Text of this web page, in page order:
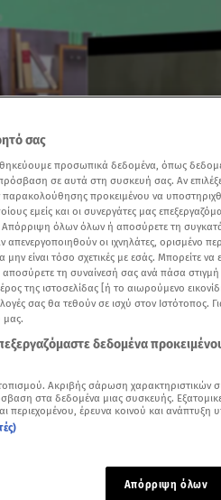
Νωρίς νωρίς της ΕΡΤ, τον Οκτώβριο
άρθρα μας στα αποτελέσματα
Add star.gr on Google
σειρά «Άγιος Έρωτας»είναι η
σας
προσωπικά δεδομένα, όπως
πρόσβαση σε αυτά στη συσκευή σας. Αν
παρακολούθησης προκειμένου να
εμείς και οι συνεργάτες μας
Απόρριψη όλων όλων ή αποσύρετε τη
οι ιχνηλάτες, ορισμένο
μην είναι τόσο σχετικές με εσάς. Μπορείτε
αποσύρετε τη συναίνεσή σας ανά πάσα
της ιστοσελίδας [ή το αιωρούμενο
σας θα τεθούν σε ισχύ στον Ιστότοπος.
μας.
δεδομένα
Ακριβής σάρωση χαρακτηριστικών
στα δεδομένα μιας συσκευής.
περιεχομένου, έρευνα κοινού και ανάπτυξη
Απόρριψη όλων